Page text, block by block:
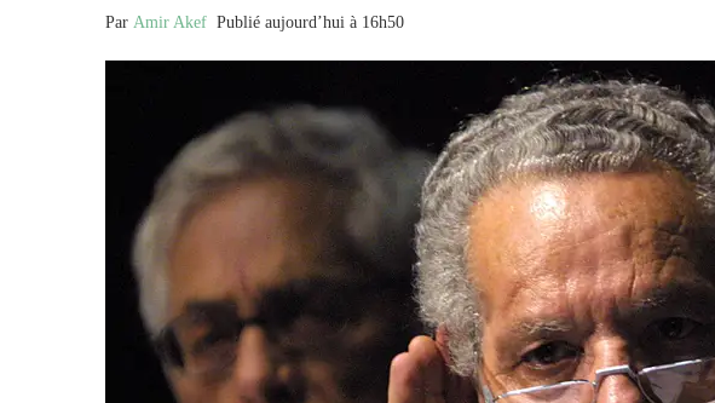
Par Amir Akef Publié aujourd’hui à 16h50